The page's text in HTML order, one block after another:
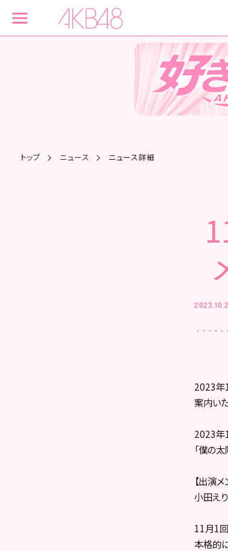
トップ ニュース ニュース詳細
2023年
案内い
2023年
「僕の
【出演メ
小田え
11月1
本格的